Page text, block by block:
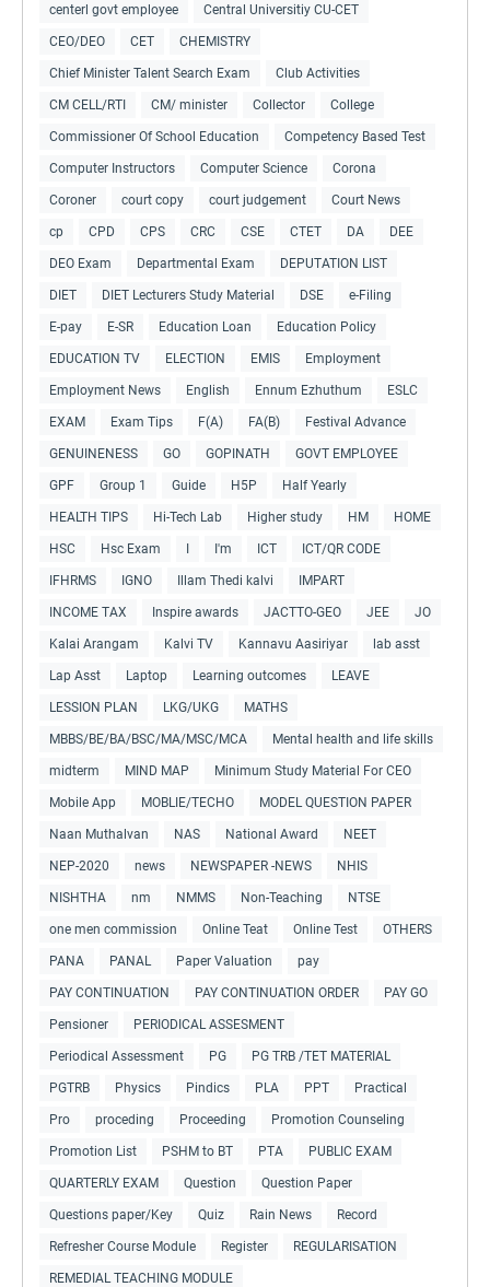
centerl govt employee Central Universitiy CU-CET
CEO/DEO CET CHEMISTRY
Chief Minister Talent Search Exam Club Activities
CM CELL/RTI CM/ minister Collector College
Commissioner Of School Education Competency Based Test
Computer Instructors Computer Science Corona
Coroner court copy court judgement Court News
cp CPD CPS CRC CSE CTET DA DEE
DEO Exam Departmental Exam DEPUTATION LIST
DIET DIET Lecturers Study Material DSE e-Filing
E-pay E-SR Education Loan Education Policy
EDUCATION TV ELECTION EMIS Employment
Employment News English Ennum Ezhuthum ESLC
EXAM Exam Tips F(A) FA(B) Festival Advance
GENUINENESS GO GOPINATH GOVT EMPLOYEE
GPF Group 1 Guide H5P Half Yearly
HEALTH TIPS Hi-Tech Lab Higher study HM HOME
HSC Hsc Exam I'm ICT ICT/QR CODE
IFHRMS IGNO Illam Thedi kalvi IMPART
INCOME TAX Inspire awards JACTTO-GEO JEE JO
Kalai Arangam Kalvi TV Kannavu Aasiriyar lab asst
Lap Asst Laptop Learning outcomes LEAVE
LESSION PLAN LKG/UKG MATHS
MBBS/BE/BA/BSC/MA/MSC/MCA Mental health and life skills
midterm MIND MAP Minimum Study Material For CEO
Mobile App MOBLIE/TECHO MODEL QUESTION PAPER
Naan Muthalvan NAS National Award NEET
NEP-2020 news NEWSPAPER -NEWS NHIS
NISHTHA nm NMMS Non-Teaching NTSE
one men commission Online Teat Online Test OTHERS
PANA PANAL Paper Valuation pay
PAY CONTINUATION PAY CONTINUATION ORDER PAY GO
Pensioner PERIODICAL ASSESMENT
Periodical Assessment PG PG TRB /TET MATERIAL
PGTRB Physics Pindics PLA PPT Practical
Pro proceding Proceeding Promotion Counseling
Promotion List PSHM to BT PTA PUBLIC EXAM
QUARTERLY EXAM Question Question Paper
Questions paper/Key Quiz Rain News Record
Refresher Course Module Register REGULARISATION
REMEDIAL TEACHING MODULE